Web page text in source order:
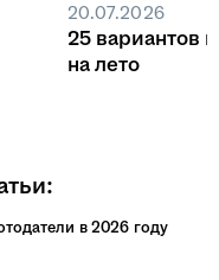
20.07.2026
25 вариантов
на лето
в 2026 году